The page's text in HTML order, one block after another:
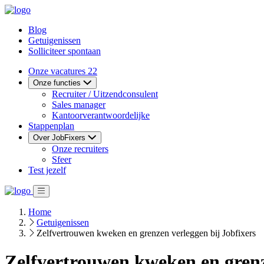
Blog
Getuigenissen
Solliciteer spontaan
Onze vacatures 22
Onze functies
Recruiter / Uitzendconsulent
Sales manager
Kantoorverantwoordelijke
Stappenplan
Over JobFixers
Onze recruiters
Sfeer
Test jezelf
Home
Getuigenissen
Zelfvertrouwen kweken en grenzen verleggen bij Jobfixers